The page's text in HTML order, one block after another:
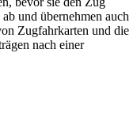
und übernehmen auch
Zugfahrkarten und die
nach einer